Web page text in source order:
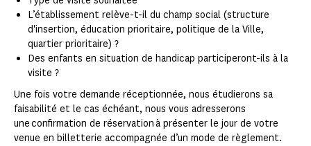
L’établissement relève-t-il du champ social (structure
d'insertion, éducation prioritaire, politique de la Ville,
quartier prioritaire) ?
Des enfants en situation de handicap participeront-ils à la
visite ?
Une fois votre demande réceptionnée, nous étudierons sa
faisabilité et le cas échéant, nous vous adresserons
une confirmation de réservation à présenter le jour de votre
venue en billetterie accompagnée d’un mode de règlement.